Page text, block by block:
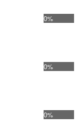
0%
0%
0%